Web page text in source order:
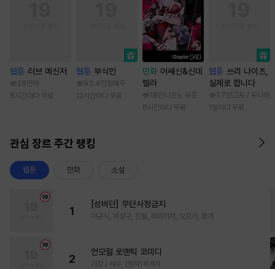
웹툰 러브 메신저
28만 딱
8시간마다 무료
웹툰 부식인
93.4만 임애주
12시간마다 무료
만화 어쌔신&신데
렐라
18만 나츠노 유조
6시간마다 무료
웹툰 쓰리 나이츠,
실제로 합니다
1.7만 고토 / 두나래
1일마다 무료
관심 장르 주간 랭킹
웹툰 만화 소설
1
[성비단] 무단사정금지
마규식, 피상구, 진월, 테리야끼, 오프카, 뚱개
2
언모럴 로맨틱 코미디
가감 / 쌔우, (원작)곽겨자